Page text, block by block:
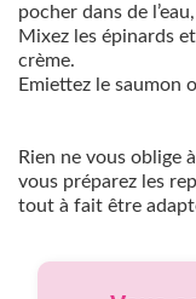
pocher dans de
Mixez les épinards
crème.
Emiettez le saumon
Rien ne vous oblige
vous préparez les
tout à fait être